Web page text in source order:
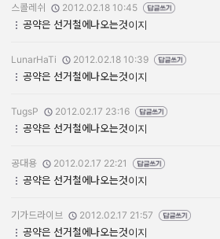
작성자:
스콜레쉬
작성일:
2012.02.18 10:45
공약은 선거철에나오는것이지
작성자:
LunarHaTi
작성일:
2012.02.18 10:39
공약은 선거철에나오는것이지
작성자:
TugsP
작성일:
2012.02.17 23:16
공약은 선거철에나오는것이지
작성자:
공대용
작성일:
2012.02.17 22:21
공약은 선거철에나오는것이지
작성자:
기가드라이브
작성일:
2012.02.17 21:57
공약은 선거철에나오는것이지